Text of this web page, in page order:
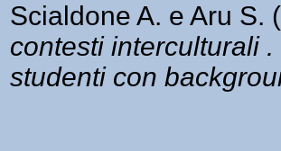
Scialdone A. e Aru S.
contesti interculturali
studenti con